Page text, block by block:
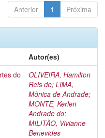
Anterior 1 Próxima
Autor(es)
do
OLIVEIRA, Hamilton
Reis de; LIMA,
Mônica de Andrade;
MONTE, Kerlen
Andrade do;
MILITÃO, Vivianne
Benevides